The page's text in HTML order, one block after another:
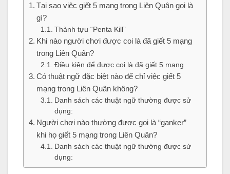
Tại sao việc giết 5 mạng trong Liên Quân gọi là
gì?
Thành tựu “Penta Kill”
Khi nào người chơi được coi là đã giết 5 mạng
trong Liên Quân?
Điều kiện để được coi là đã giết 5 mạng
Có thuật ngữ đặc biệt nào để chỉ việc giết 5
mạng trong Liên Quân không?
Danh sách các thuật ngữ thường được sử
dụng:
Người chơi nào thường được gọi là “ganker”
khi họ giết 5 mạng trong Liên Quân?
Danh sách các thuật ngữ thường được sử
dụng: